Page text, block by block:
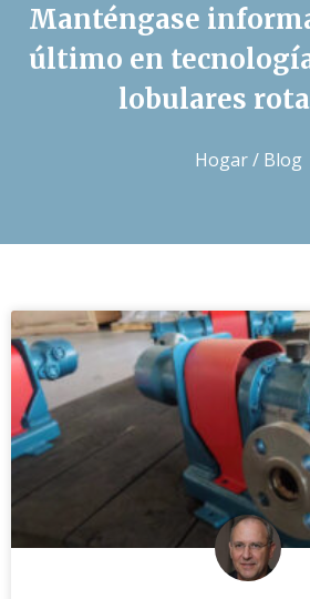
Manténgase
último en
lobulares
Hogar/ Blog